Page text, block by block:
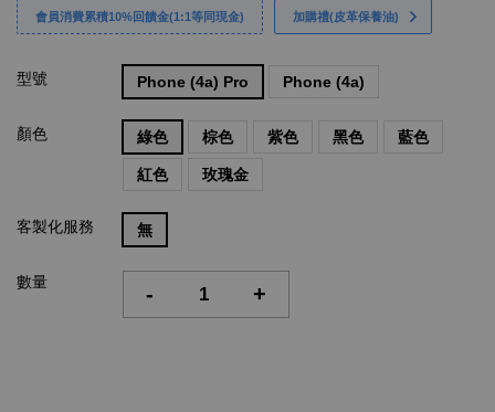
會員消費累積10%回饋金(1:1等同現金) 加購禮(皮革保養油)
型號 Phone (4a) Pro Phone (4a)
顏色 綠色 棕色 紫色 黑色 藍色
紅色 玫瑰金
客製化服務 無
數量 - +